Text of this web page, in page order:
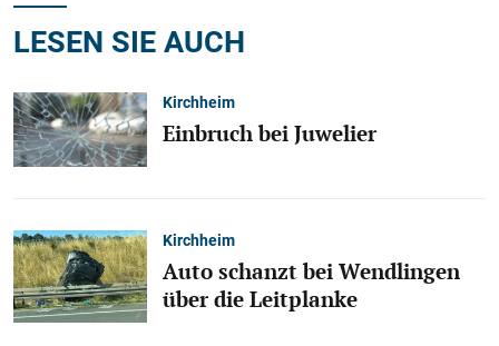
LESEN SIE AUCH
Kirchheim
Einbruch bei Juwelier
Kirchheim
Auto schanzt bei Wendlingen
über die Leitplanke